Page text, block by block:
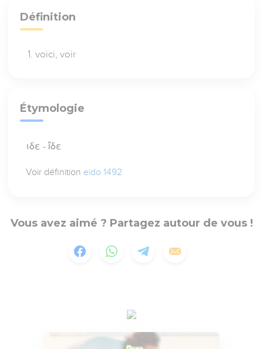
Définition
voici, voir
Étymologie
ιδε - ἴδε
Voir définition eido 1492
Vous avez aimé ? Partagez autour de vous !